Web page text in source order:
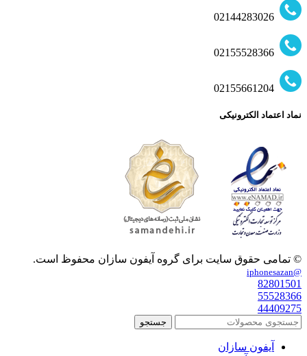
نماد اعتماد الکترونیکی
© تمامی حقوق سایت برای گروه آیفون سازان محفوظ است.
@iphonesazan
82801501
55528366
44409275
جستجو
آیفون سازان